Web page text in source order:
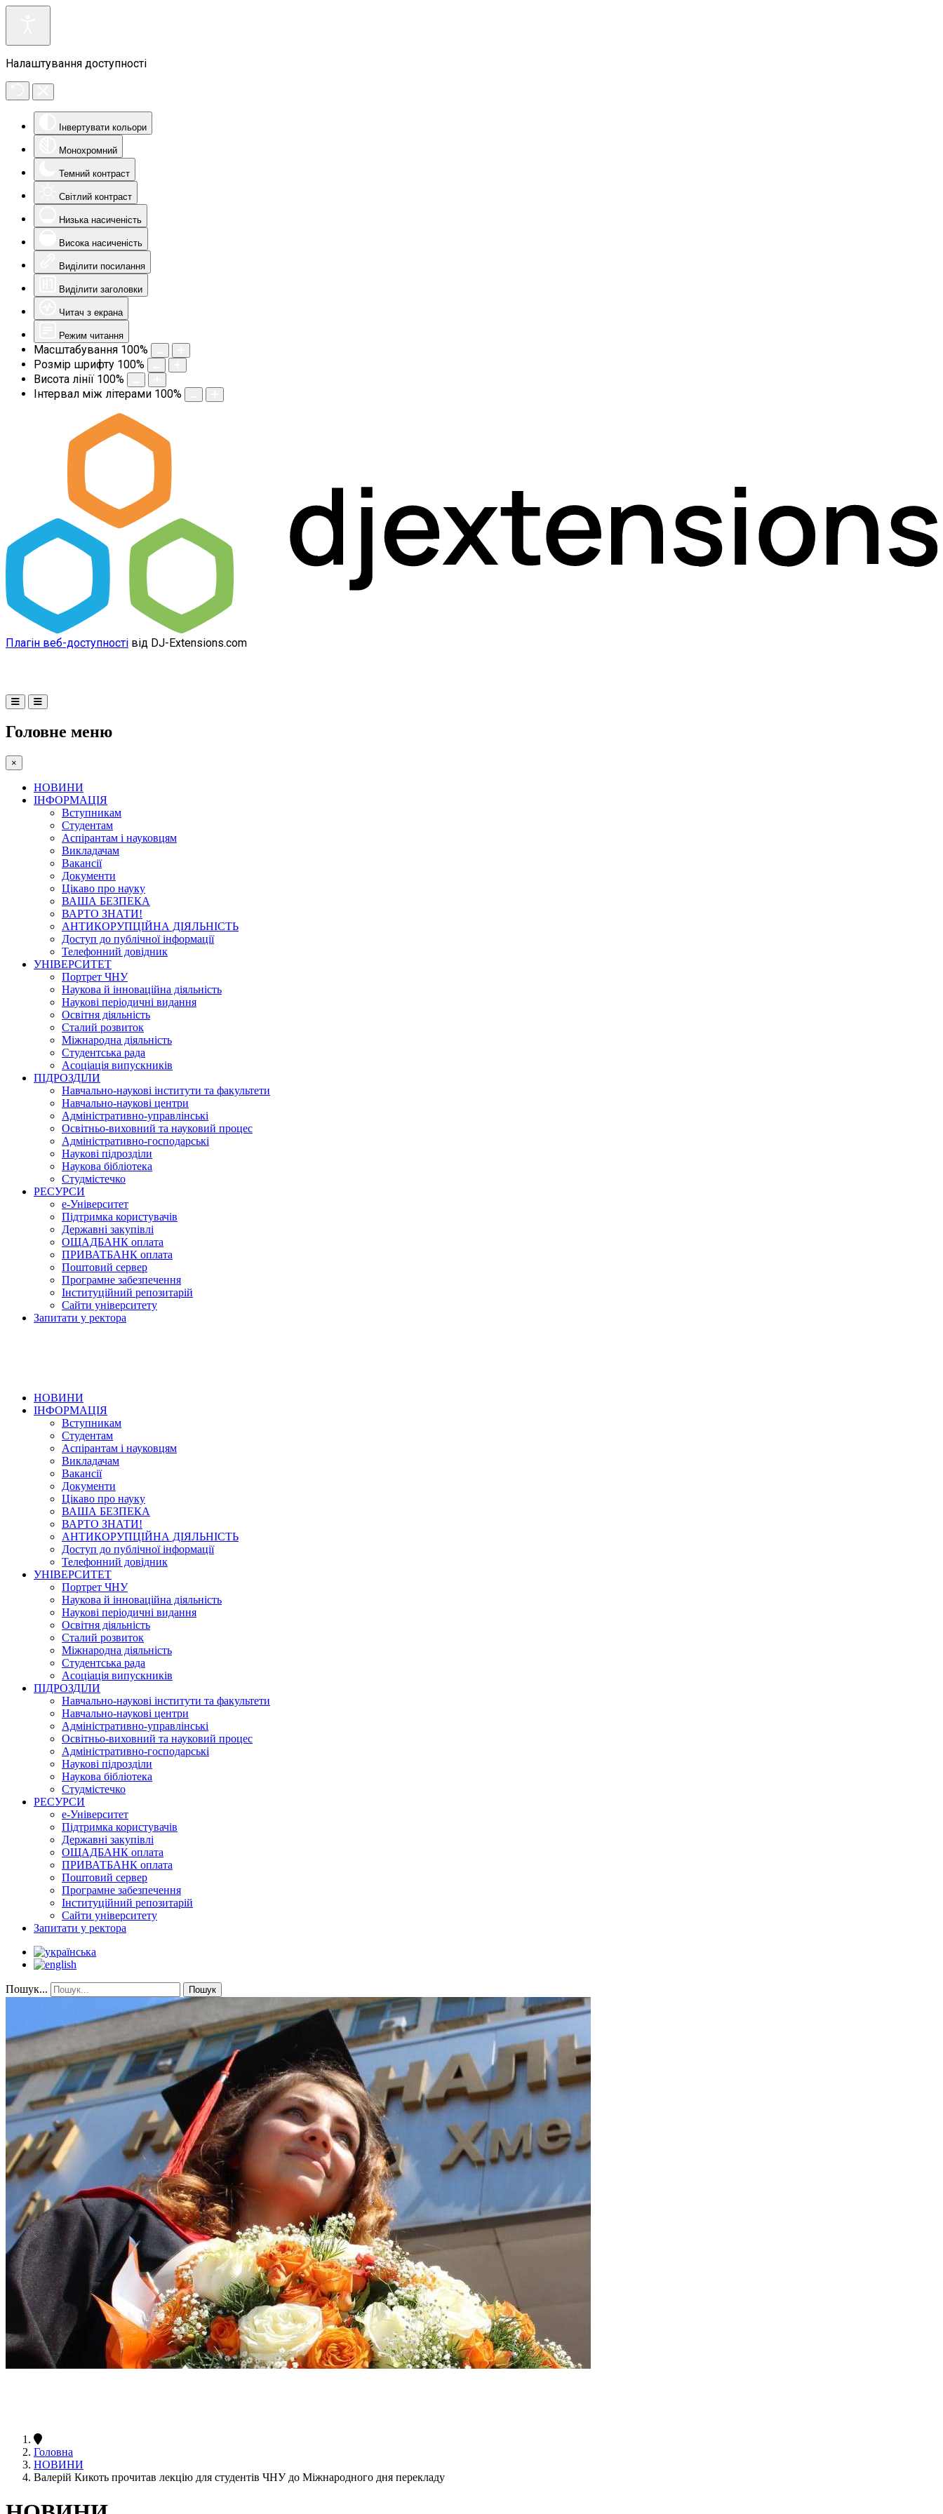
Налаштування доступності
Інвертувати кольори
Монохромний
Темний контраст
Світлий контраст
Низька насиченість
Висока насиченість
Виділити посилання
Виділити заголовки
Читач з екрана
Режим читання
Масштабування 100%
Розмір шрифту 100%
Висота лінії 100%
Інтервал між літерами 100%
Плагін веб-доступності від DJ-Extensions.com
Головне меню
×
НОВИНИ
ІНФОРМАЦІЯ
Вступникам
Студентам
Аспірантам і науковцям
Викладачам
Вакансії
Документи
Цікаво про науку
ВАША БЕЗПЕКА
ВАРТО ЗНАТИ!
АНТИКОРУПЦІЙНА ДІЯЛЬНІСТЬ
Доступ до публічної інформації
Телефонний довідник
УНІВЕРСИТЕТ
Портрет ЧНУ
Наукова й інноваційна діяльність
Наукові періодичні видання
Освітня діяльність
Сталий розвиток
Міжнародна діяльність
Студентська рада
Асоціація випускників
ПІДРОЗДІЛИ
Навчально-наукові інститути та факультети
Навчально-наукові центри
Адміністративно-управлінські
Освітньо-виховний та науковий процес
Адміністративно-господарські
Наукові підрозділи
Наукова бібліотека
Студмістечко
РЕСУРСИ
е-Університет
Підтримка користувачів
Державні закупівлі
ОЩАДБАНК оплата
ПРИВАТБАНК оплата
Поштовий сервер
Програмне забезпечення
Інституційний репозитарій
Сайти університету
Запитати у ректора
НОВИНИ
ІНФОРМАЦІЯ
Вступникам
Студентам
Аспірантам і науковцям
Викладачам
Вакансії
Документи
Цікаво про науку
ВАША БЕЗПЕКА
ВАРТО ЗНАТИ!
АНТИКОРУПЦІЙНА ДІЯЛЬНІСТЬ
Доступ до публічної інформації
Телефонний довідник
УНІВЕРСИТЕТ
Портрет ЧНУ
Наукова й інноваційна діяльність
Наукові періодичні видання
Освітня діяльність
Сталий розвиток
Міжнародна діяльність
Студентська рада
Асоціація випускників
ПІДРОЗДІЛИ
Навчально-наукові інститути та факультети
Навчально-наукові центри
Адміністративно-управлінські
Освітньо-виховний та науковий процес
Адміністративно-господарські
Наукові підрозділи
Наукова бібліотека
Студмістечко
РЕСУРСИ
е-Університет
Підтримка користувачів
Державні закупівлі
ОЩАДБАНК оплата
ПРИВАТБАНК оплата
Поштовий сервер
Програмне забезпечення
Інституційний репозитарій
Сайти університету
Запитати у ректора
Пошук... Пошук
Головна
НОВИНИ
Валерій Кикоть прочитав лекцію для студентів ЧНУ до Міжнародного дня перекладу